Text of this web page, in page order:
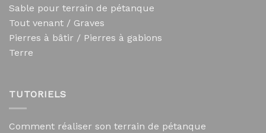
Sable pour terrain de pétanque
Tout venant / Graves
Pierres à bâtir / Pierres à gabions
Terre
TUTORIELS
Comment réaliser son terrain de pétanque